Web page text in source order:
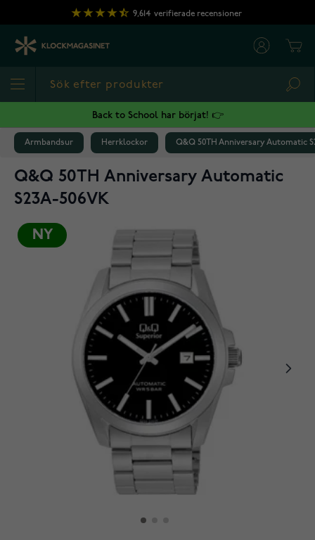
Hoppa till innehållet
9,614 verifierade recensioner
Back to School har börjat! 👉
Armbandsur Herrklockor Q&Q 50TH Anniversary Automatic
Q&Q 50TH Anniversary Automatic
S23A-506VK
NY